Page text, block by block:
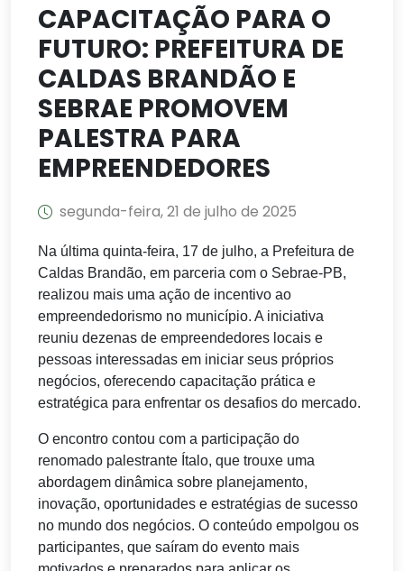
CAPACITAÇÃO PARA O
FUTURO: PREFEITURA DE
CALDAS BRANDÃO E
SEBRAE PROMOVEM
PALESTRA PARA
EMPREENDEDORES
segunda-feira, 21 de julho de 2025
Na última quinta-feira, 17 de julho, a Prefeitura de
Caldas Brandão, em parceria com o Sebrae-PB,
realizou mais uma ação de incentivo ao
empreendedorismo no município. A iniciativa
reuniu dezenas de empreendedores locais e
pessoas interessadas em iniciar seus próprios
negócios, oferecendo capacitação prática e
estratégica para enfrentar os desafios do mercado.
O encontro contou com a participação do
renomado palestrante Ítalo, que trouxe uma
abordagem dinâmica sobre planejamento,
inovação, oportunidades e estratégias de sucesso
no mundo dos negócios. O conteúdo empolgou os
participantes, que saíram do evento mais